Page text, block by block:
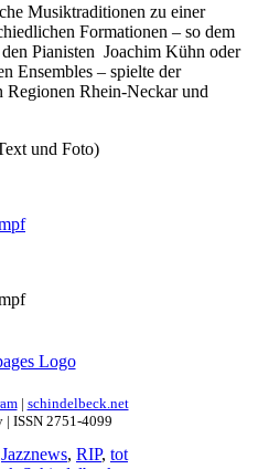
Musiktraditionen zu einer
Formationen – so dem
Pianisten Joachim Kühn oder
Ensembles – spielte der
Regionen Rhein-Neckar und
und Foto)
| schindelbeck.net
ISSN 2751-4099
Jazznews, RIP, tot